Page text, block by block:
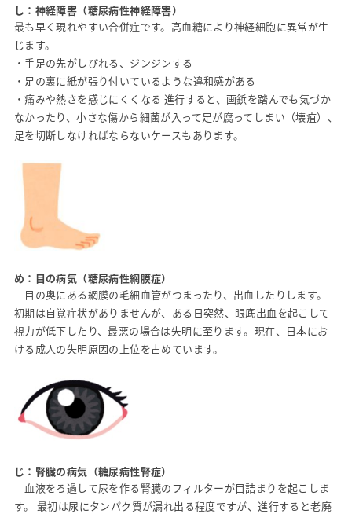
し：神経障害（糖尿病性神経障害）
最も早く現れやすい合併症です。高血糖により神経細胞に異常が生
じます。
・手足の先がしびれる、ジンジンする
・足の裏に紙が張り付いているような違和感がある
・痛みや熱さを感じにくくなる 進行すると、画鋲を踏んでも気づか
なかったり、小さな傷から細菌が入って足が腐ってしまい（壊疽）、
足を切断しなければならないケースもあります。
め：目の病気（糖尿病性網膜症）
目の奥にある網膜の毛細血管がつまったり、出血したりします。
初期は自覚症状がありませんが、ある日突然、眼底出血を起こして
視力が低下したり、最悪の場合は失明に至ります。現在、日本にお
ける成人の失明原因の上位を占めています。
じ：腎臓の病気（糖尿病性腎症）
血液をろ過して尿を作る腎臓のフィルターが目詰まりを起こしま
す。 最初は尿にタンパク質が漏れ出る程度ですが、進行すると老廃